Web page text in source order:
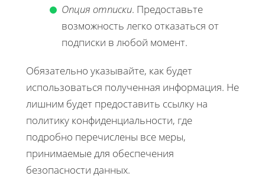
Опция отписки. Предоставьте
возможность легко отказаться от
подписки в любой момент.
Обязательно указывайте, как будет
использоваться полученная информация. Не
лишним будет предоставить ссылку на
политику конфиденциальности, где
подробно перечислены все меры,
принимаемые для обеспечения
безопасности данных.